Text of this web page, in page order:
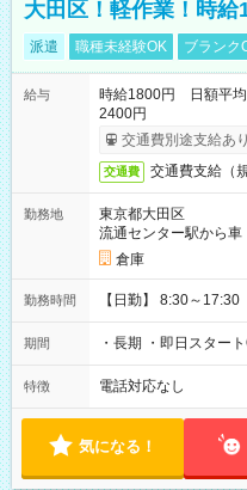
大田区！軽作業！時給
派遣 職種未経験OK ブランク
給与
時給1800円 日額平均
2400円
交通費別途支給あり
交通費 交通費支給（
勤務地
東京都大田区
流通センター駅から車
倉庫
勤務時間 【日勤】 8:30～17:30
期間 ・長期 ・即日スタート
特徴 電話対応なし
気になる！